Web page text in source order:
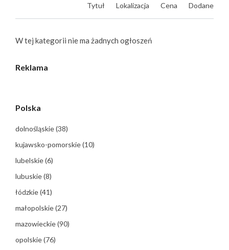
Tytuł Lokalizacja Cena Dodane
W tej kategorii nie ma żadnych ogłoszeń
Reklama
Polska
dolnośląskie(38)
kujawsko-pomorskie(10)
lubelskie(6)
lubuskie(8)
łódzkie(41)
małopolskie(27)
mazowieckie(90)
opolskie(76)